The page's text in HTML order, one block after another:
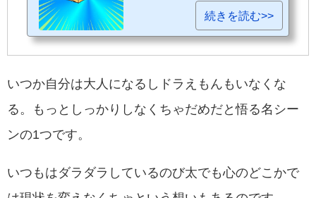
続きを読む>>
いつか自分は大人になるしドラえもんもいなくな
る。もっとしっかりしなくちゃだめだと悟る名シー
ンの1つです。
いつもはダラダラしているのび太でも心のどこかで